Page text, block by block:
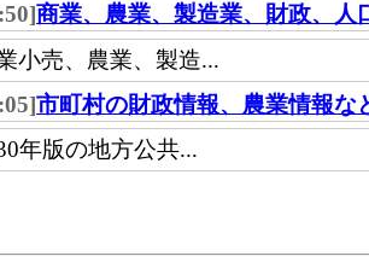
商業、農業、製造業、財政、人
小売、農業、製造...
市町村の財政情報、農業情報な
年版の地方公共...